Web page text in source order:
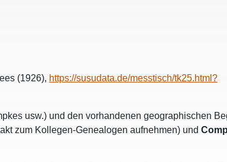
(1926), https://susudata.de/messtisch/tk25.html?
usw.) und den vorhandenen geographischen
zum Kollegen-Genealogen aufnehmen) und